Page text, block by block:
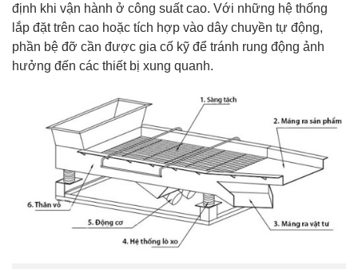
định khi vận hành ở công suất cao. Với những hệ thống
lắp đặt trên cao hoặc tích hợp vào dây chuyền tự động,
phần bệ đỡ cần được gia cố kỹ để tránh rung động ảnh
hưởng đến các thiết bị xung quanh.